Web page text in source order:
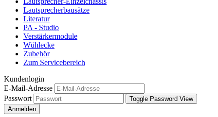
Lautsprecherbausätze
Literatur
PA - Studio
Verstärkermodule
Wühlecke
Zubehör
Zum Servicebereich
Kundenlogin
E-Mail-Adresse
Passwort
Toggle Password View
Anmelden